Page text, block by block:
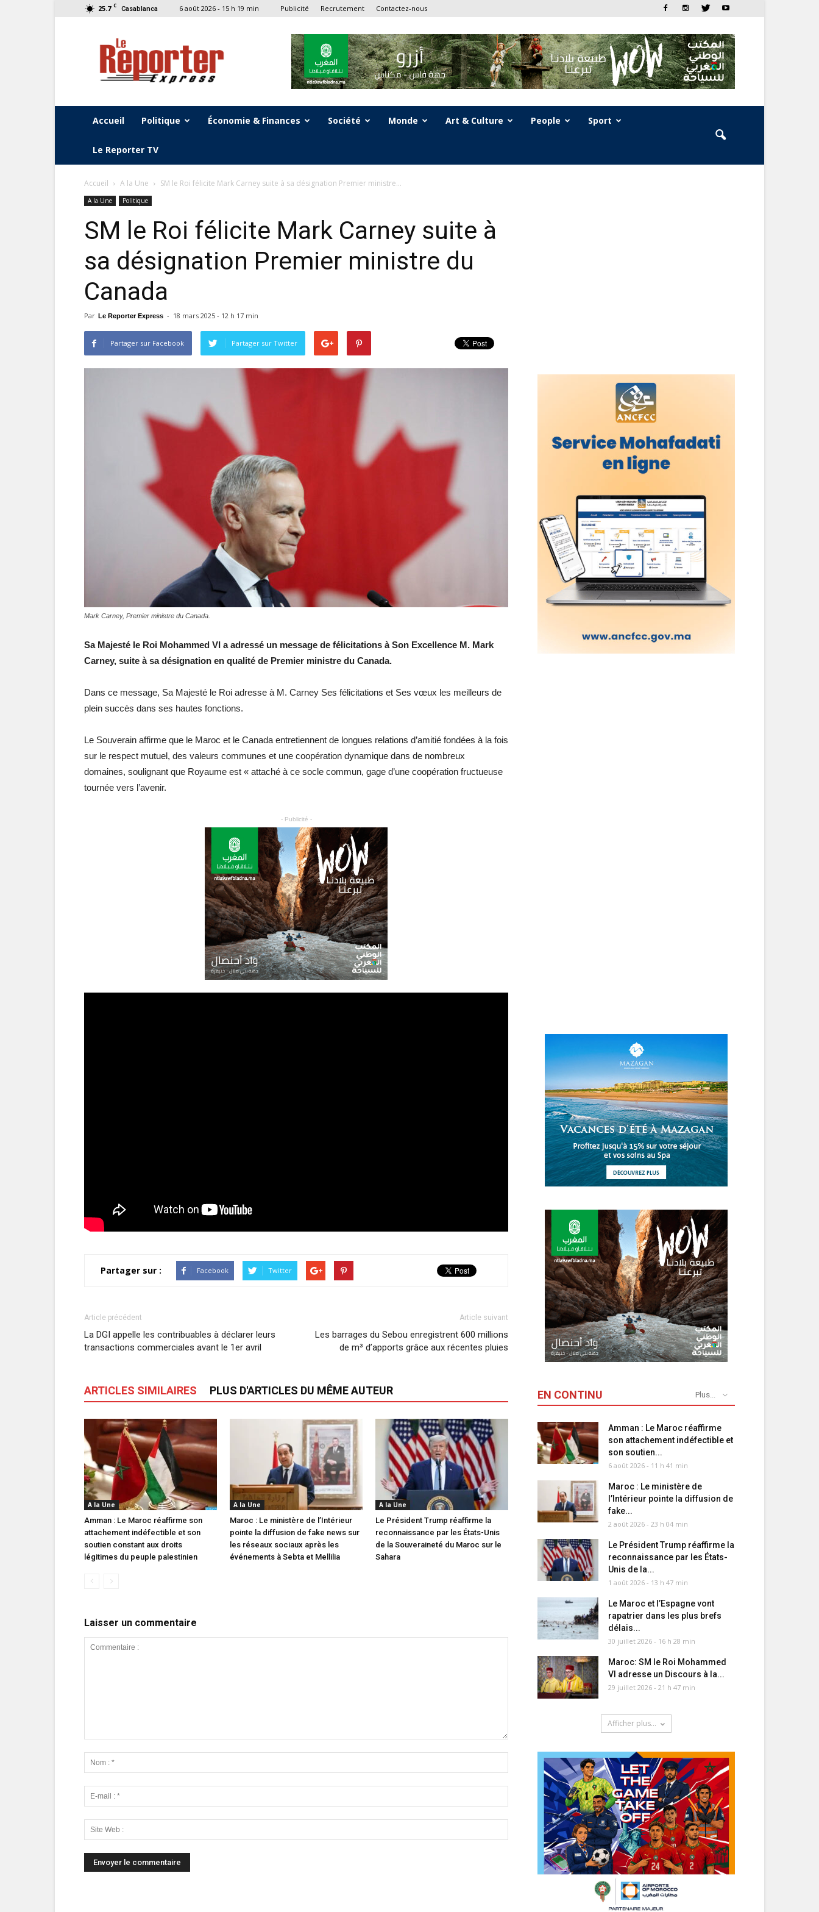
25.7 C Casablanca 6 août 2026 - 15 h 19 min Publicité Recrutement Contactez-nous
Le
Reporter
Express
Accueil Politique Économie & Finances Société Monde Art & Culture People Sport
Le Reporter TV
Accueil A la Une SM le Roi félicite Mark Carney suite à sa désignation Premier ministre...
A la Une Politique
SM le Roi félicite Mark Carney suite à
sa désignation Premier ministre du
Canada
Par Le Reporter Express - 18 mars 2025 - 12 h 17 min
Partager sur Facebook Partager sur Twitter
Mark Carney, Premier ministre du Canada.
Sa Majesté le Roi Mohammed VI a adressé un message de félicitations à Son Excellence M. Mark
Carney, suite à sa désignation en qualité de Premier ministre du Canada.
Dans ce message, Sa Majesté le Roi adresse à M. Carney Ses félicitations et Ses vœux les meilleurs de
plein succès dans ses hautes fonctions.
Le Souverain affirme que le Maroc et le Canada entretiennent de longues relations d’amitié fondées à la fois
sur le respect mutuel, des valeurs communes et une coopération dynamique dans de nombreux
domaines, soulignant que Royaume est « attaché à ce socle commun, gage d’une coopération fructueuse
tournée vers l’avenir.
- Publicité -
Partager sur : Facebook Twitter
Article précédent
La DGI appelle les contribuables à déclarer leurs
transactions commerciales avant le 1er avril
Article suivant
Les barrages du Sebou enregistrent 600 millions
de m³ d’apports grâce aux récentes pluies
ARTICLES SIMILAIRES PLUS D'ARTICLES DU MÊME AUTEUR
A la Une
Amman : Le Maroc réaffirme son
attachement indéfectible et son
soutien constant aux droits
légitimes du peuple palestinien
A la Une
Maroc : Le ministère de l’Intérieur
pointe la diffusion de fake news sur
les réseaux sociaux après les
événements à Sebta et Mellilia
A la Une
Le Président Trump réaffirme la
reconnaissance par les États-Unis
de la Souveraineté du Maroc sur le
Sahara
Laisser un commentaire
EN CONTINU Plus...
Amman : Le Maroc réaffirme
son attachement indéfectible et
son soutien...
6 août 2026 - 11 h 41 min
Maroc : Le ministère de
l’Intérieur pointe la diffusion de
fake...
2 août 2026 - 23 h 04 min
Le Président Trump réaffirme la
reconnaissance par les États-
Unis de la...
1 août 2026 - 13 h 47 min
Le Maroc et l’Espagne vont
rapatrier dans les plus brefs
délais...
30 juillet 2026 - 16 h 28 min
Maroc: SM le Roi Mohammed
VI adresse un Discours à la...
29 juillet 2026 - 21 h 47 min
Afficher plus...